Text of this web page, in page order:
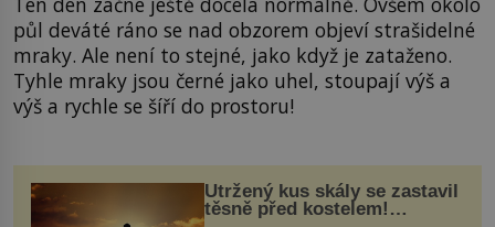
půl deváté ráno se nad obzorem objeví strašidelné
mraky. Ale není to stejné, jako když je zataženo.
Tyhle mraky jsou černé jako uhel, stoupají výš a
výš a rychle se šíří do prostoru!
Utržený kus skály se zastavil
těsně před kostelem!